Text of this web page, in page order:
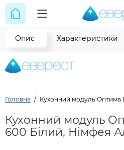
Головна Кухонний модуль Оптима
Кухонний модуль
600 Білий, Німфея
Опис Характеристики